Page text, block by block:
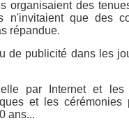
organisaient des
n'invitaient que des
répandue.
de publicité dans les
par Internet et les
et les cérémonies
ans...